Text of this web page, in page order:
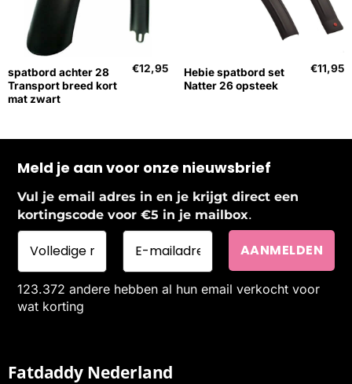
spatbord achter 28
Transport breed kort
mat zwart
€12,95
Hebie spatbord set
Natter 26 opsteek
€11,95
Meld je aan voor onze nieuwsbrief
Vul je email adres in en je krijgt direct een
kortingscode voor €5 in je mailbox.
123.372 andere hebben al hun email verkocht voor
wat korting
Fatdaddy Nederland